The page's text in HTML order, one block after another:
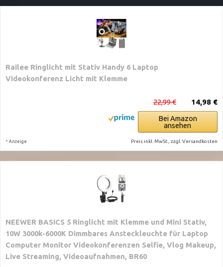
Railee Ringlicht mit Stativ Handy 6 Laptop
Videokonferenz Licht mit Klemme
14,98 €
22,99 €
Bei Amazon
ansehen
* Anzeige Preis inkl. MwSt., zzgl. Versandkosten
NEEWER BASICS 5 Ringlicht mit Klemme und Mini Stativ,
10W 3000k-6000K Dimmbares Ansteckleuchte für Laptop
Computer Monitor Videokonferenzen Selfie, Vlog Makeup,
Live Streaming, Videoaufnahmen, BR60